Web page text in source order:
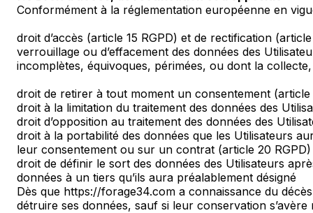
Conformément à la réglementation européenne en
droit d’accès (article 15 RGPD) et de rectification
verrouillage ou d’effacement des données des
incomplètes, équivoques, périmées, ou dont la
droit de retirer à tout moment un consentement (article
droit à la limitation du traitement des données des
droit d’opposition au traitement des données des
droit à la portabilité des données que les Utilisateurs
leur consentement ou sur un contrat (article 20 RGPD)
droit de définir le sort des données des Utilisateurs
données à un tiers qu’ils aura préalablement désigné
Dès que https://forage34.com a connaissance du
détruire ses données, sauf si leur conservation